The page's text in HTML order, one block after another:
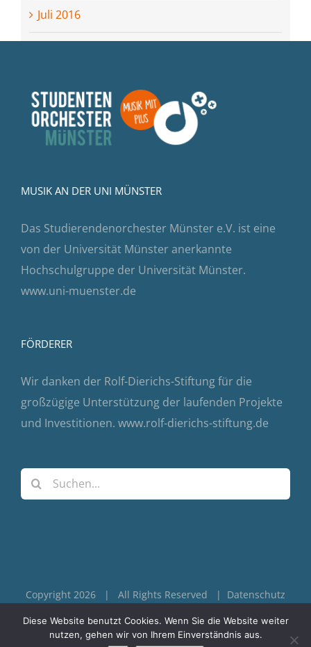
Juli 2016
MUSIK AN DER UNI MÜNSTER
Das Studierendenorchester Münster e.V. ist eine
von der Universität Münster anerkannte
Hochschulgruppe der Universität Münster.
www.uni-muenster.de
FÖRDERER
Wir danken der Rolf-Dierichs-Stiftung für die
großzügige Unterstützung der laufenden Projekte
und Investitionen. www.rolf-dierichs-stiftung.de
Suche
nach:
Copyright 2026 | All Rights Reserved | Datenschutz
Diese Website benutzt Cookies. Wenn Sie die Website weiter
nutzen, gehen wir von Ihrem Einverständnis aus.